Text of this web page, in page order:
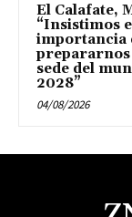
El Calafate,
“Insistimos
importancia
sede del
2028”
04/08/2026